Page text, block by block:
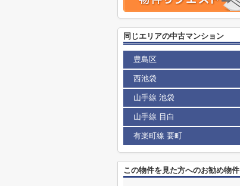
同じエリアの中古マンション
豊島区
西池袋
山手線 池袋
山手線 目白
有楽町線 要町
この物件を見た方へのお勧め物件